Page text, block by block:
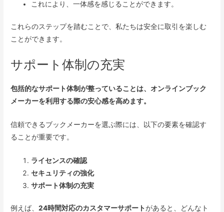
これにより、一体感を感じることができます。
これらのステップを踏むことで、私たちは安全に取引を楽しむ
ことができます。
サポート体制の充実
包括的なサポート体制が整っていることは、オンラインブック
メーカーを利用する際の安心感を高めます。
信頼できるブックメーカーを選ぶ際には、以下の要素を確認す
ることが重要です。
ライセンスの確認
セキュリティの強化
サポート体制の充実
例えば、24時間対応のカスタマーサポートがあると、どんなト